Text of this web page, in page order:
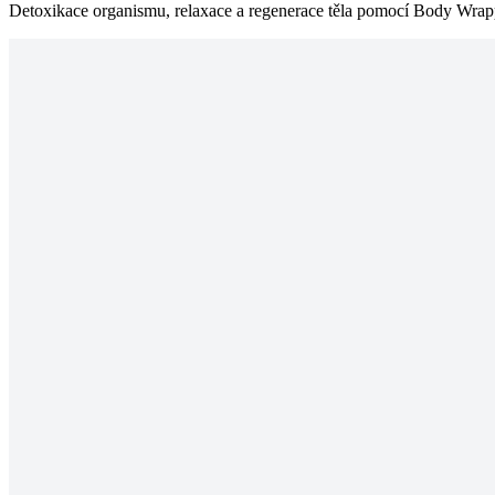
Detoxikace organismu, relaxace a regenerace těla pomocí Body